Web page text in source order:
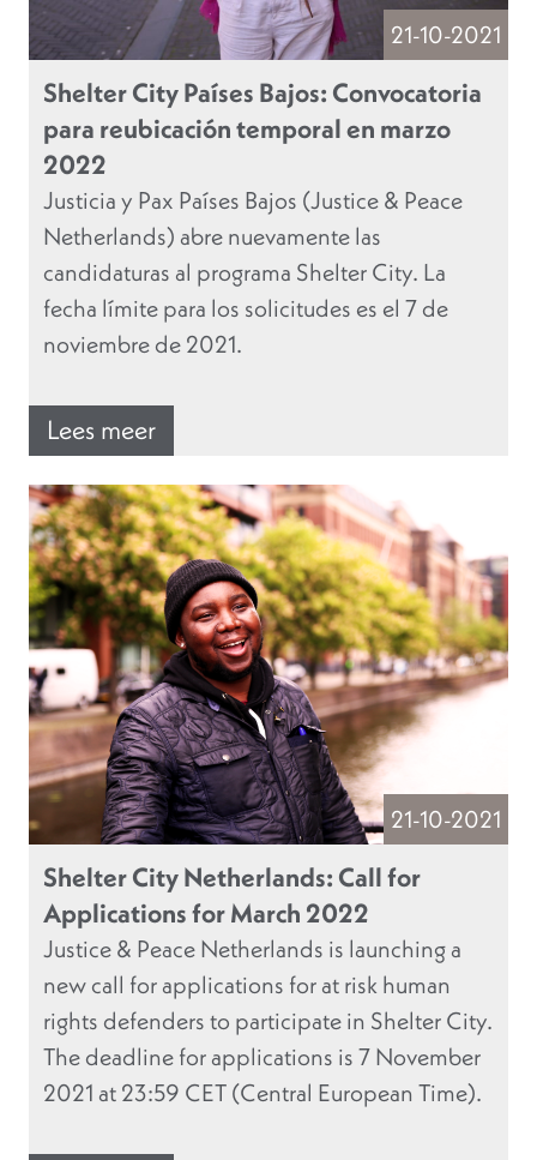
21-10-2021
Shelter City Países Bajos: Convocatoria
para reubicación temporal en marzo
2022
Justicia y Pax Países Bajos (Justice & Peace
Netherlands) abre nuevamente las
candidaturas al programa Shelter City. La
fecha límite para los solicitudes es el 7 de
noviembre de 2021.
Lees meer
21-10-2021
Shelter City Netherlands: Call for
Applications for March 2022
Justice & Peace Netherlands is launching a
new call for applications for at risk human
rights defenders to participate in Shelter City.
The deadline for applications is 7 November
2021 at 23:59 CET (Central European Time).